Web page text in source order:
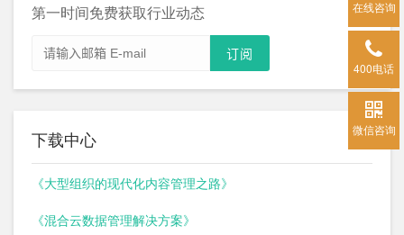
第一时间免费获取行业动态
下载中心
《大型组织的现代化内容管理之路》
《混合云数据管理解决方案》
在线咨询
400电话
微信咨询